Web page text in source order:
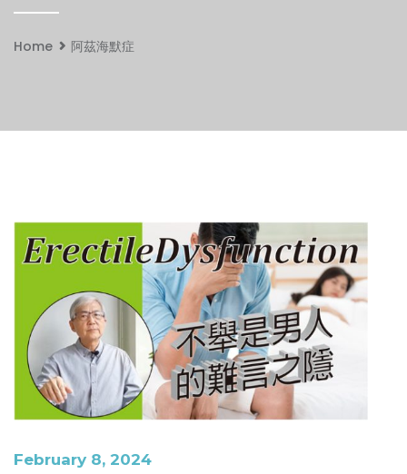
Home 阿茲海默症
February 8, 2024